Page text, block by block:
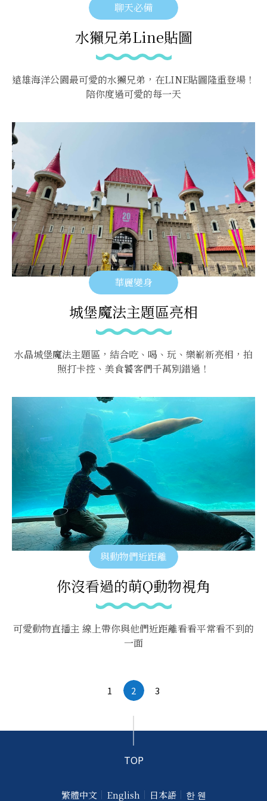
聊天必備
水獺兄弟Line貼圖
遠雄海洋公園最可愛的水獺兄弟，在LINE貼圖隆重登場！
陪你度過可愛的每一天
華麗變身
城堡魔法主題區亮相
水晶城堡魔法主題區，結合吃、喝、玩、樂嶄新亮相，拍
照打卡控、美食饕客們千萬別錯過！
與動物們近距離
你沒看過的萌Q動物視角
可愛動物直播主 線上帶你與他們近距離看看平常看不到的
一面
1 2 3
TOP
繁體中文 English 日本語 한 웬